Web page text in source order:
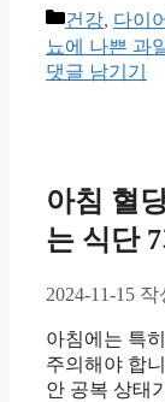
카
테
고
건강, 다이
뇨에 나쁜 과
댓글 남기기
아침 혈
는 식단 7
2024-11-15 작
아침에는 특
주의해야 합
안 공복 상태